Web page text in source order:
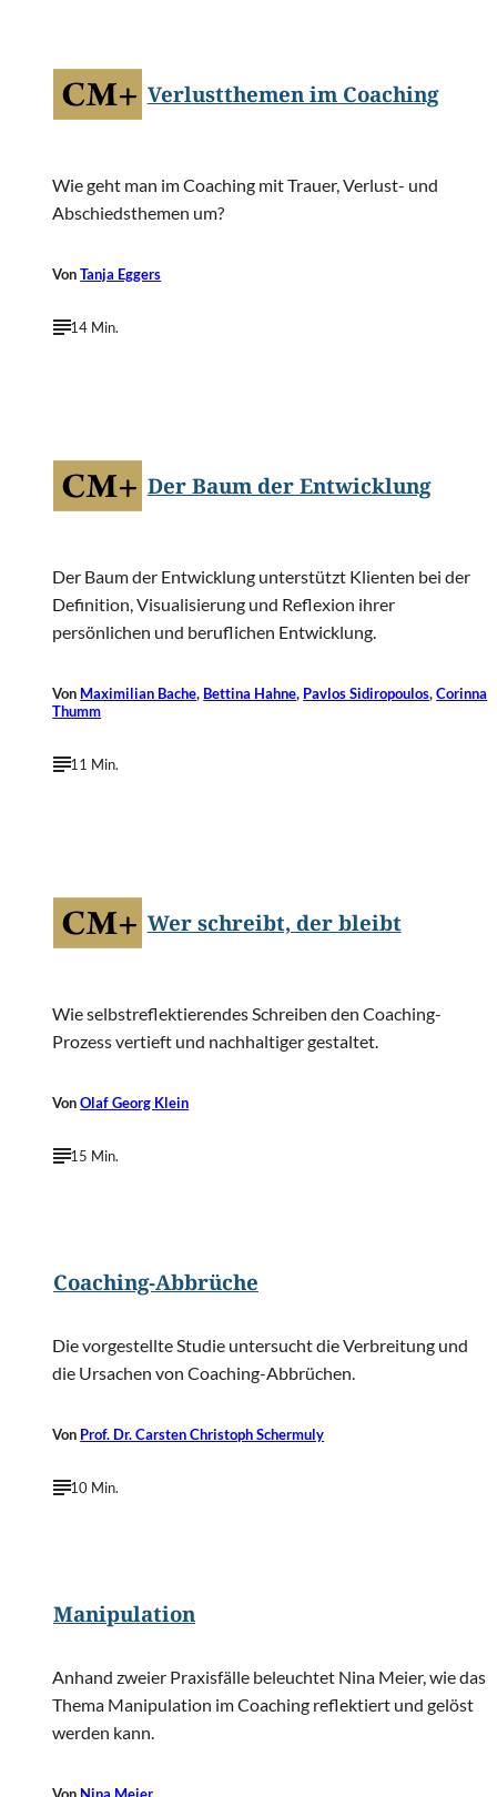
Verlustthemen im Coaching
Wie geht man im Coaching mit Trauer, Verlust- und
Abschiedsthemen um?
VonTanja Eggers
14 Min.
Der Baum der Entwicklung
Der Baum der Entwicklung unterstützt Klienten bei der
Definition, Visualisierung und Reflexion ihrer
persönlichen und beruflichen Entwicklung.
Von Maximilian Bache, Bettina Hahne, Pavlos Sidiropoulos,Corinna
Thumm
11 Min.
Wer schreibt, der bleibt
Wie selbstreflektierendes Schreiben den Coaching-
Prozess vertieft und nachhaltiger gestaltet.
VonOlaf Georg Klein
15 Min.
Coaching-Abbrüche
Die vorgestellte Studie untersucht die Verbreitung und
die Ursachen von Coaching-Abbrüchen.
Von Prof. Dr. Carsten Christoph Schermuly
10 Min.
Manipulation
Anhand zweier Praxisfälle beleuchtet Nina Meier, wie das
Thema Manipulation im Coaching reflektiert und gelöst
werden kann.
Von Nina Meier